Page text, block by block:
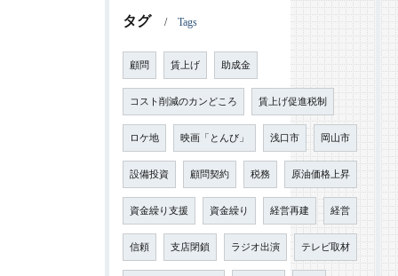
タグ Tags
顧問 賃上げ 助成金
コスト削減のカンどころ 賃上げ促進税制
ロケ地 映画「とんび」 浅口市 岡山市
設備投資 顧問契約 税務 原油価格上昇
資金繰り支援 資金繰り 経営再建 経営
信頼 支店閉鎖 ラジオ出演 テレビ取材